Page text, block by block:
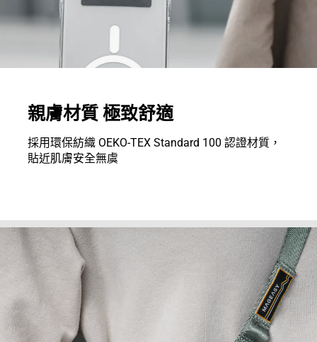
親膚材質 極致舒適
採用環保紡織 OEKO-TEX Standard 100 認證材質，
貼近肌膚安全無虞